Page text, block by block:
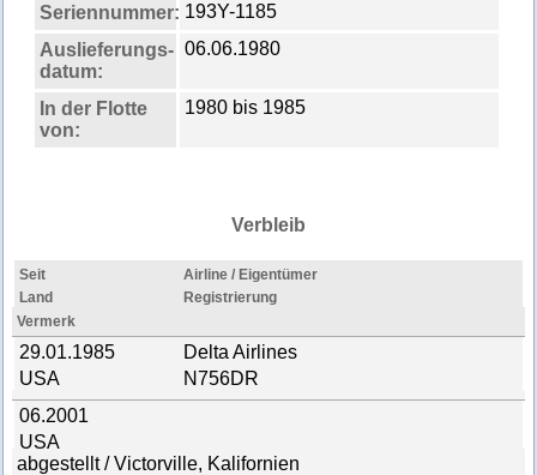
Seriennummer: 193Y-1185
Auslieferungs­
datum:
06.06.1980
In der Flotte
von:
1980 bis 1985
Verbleib
Seit
Airline / Eigentümer
Land
Registrierung
Vermerk
29.01.1985
Delta Airlines
USA
N756DR
06.2001
USA
abgestellt / Victorville, Kalifornien